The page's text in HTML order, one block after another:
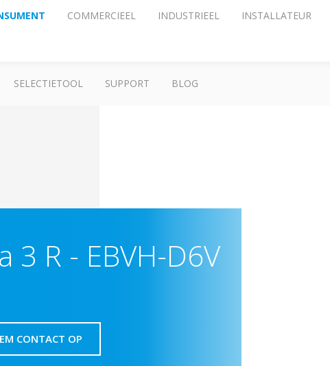
COMMERCIEEL INDUSTRIEEL INSTALLATEUR
SELECTIETOOL SUPPORT BLOG
3 R - EBVH-D6V
CONTACT OP